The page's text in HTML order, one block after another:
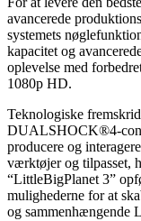
avancerede
systemets
kapacitet og
oplevelse med
1080p HD.
Teknologiske
DUALSHOCK®4-
producere og
værktøjer og tilpasset,
“LittleBigPlanet 3”
mulighederne for at
og sammenhængende